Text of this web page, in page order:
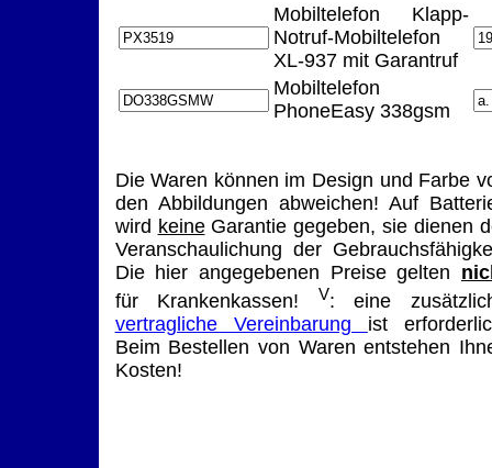
Mobiltelefon Klapp-
Notruf-Mobiltelefon
XL-937 mit Garantruf
Mobiltelefon
PhoneEasy 338gsm
Die Waren können im Design und Farbe
den Abbildungen abweichen! Auf
wird keineGarantie gegeben, sie dienen
Veranschaulichung der
Die hier angegebenen Preise gelten
für Krankenkassen!
V: eine
vertragliche Vereinbarung ist
Beim Bestellen von Waren entstehen
Kosten!